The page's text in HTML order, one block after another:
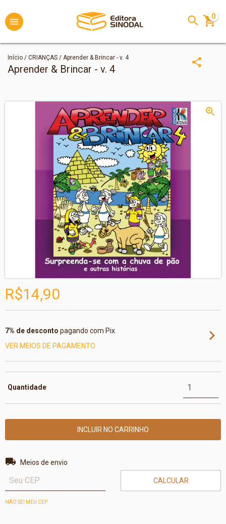
0
Início / CRIANÇAS / Aprender & Brincar - v. 4
Aprender & Brincar - v. 4
R$14,90
7% de desconto pagando com Pix
VER MEIOS DE PAGAMENTO
Quantidade
Entregas para o CEP:
Meios de envio
CALCULAR
NÃO SEI MEU CEP